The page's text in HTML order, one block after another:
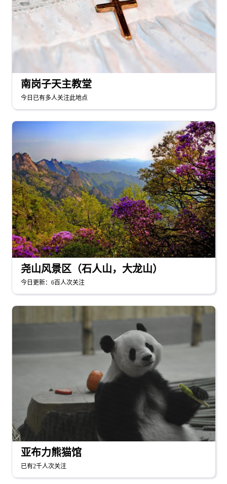
南岗子天主教堂
今日已有多人关注此地点
尧山风景区（石人山，大龙山）
今日更新：6百人次关注
亚布力熊猫馆
已有2千人次关注